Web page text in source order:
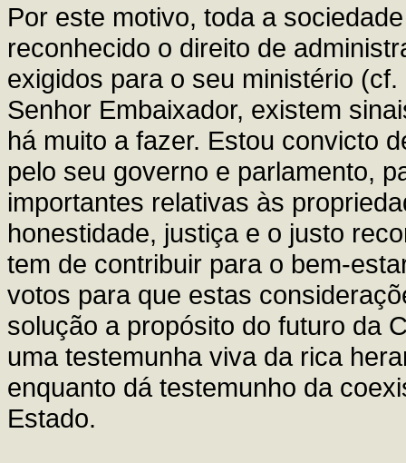
Por este motivo, toda a
reconhecido o direito de
exigidos para o seu ministério
Senhor Embaixador, existem
há muito a fazer. Estou convicto
pelo seu governo e parlamento,
importantes relativas às
honestidade, justiça e o justo
tem de contribuir para o bem-
votos para que estas
solução a propósito do futuro da
uma testemunha viva da rica
enquanto dá testemunho da
Estado.